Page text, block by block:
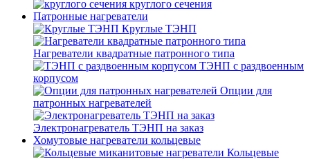
круглого сечения
Патронные нагреватели
Круглые ТЭНП
Нагреватели квадратные патронного типа
ТЭНП с раздвоенным
корпусом
Опции для
патронных нагревателей
Электронагреватель ТЭНП на заказ
Хомутовые нагреватели кольцевые
Кольцевые